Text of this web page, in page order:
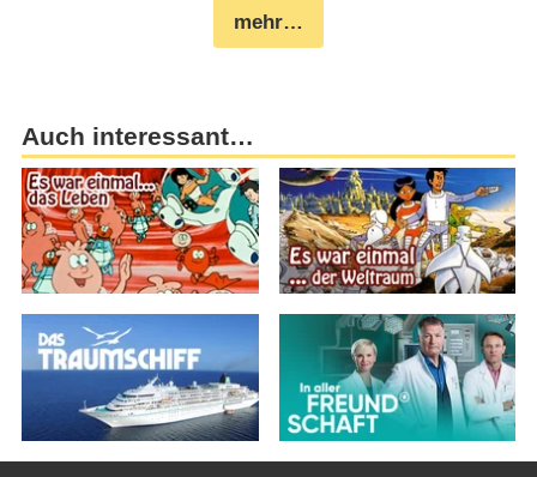
mehr…
Auch interessant…